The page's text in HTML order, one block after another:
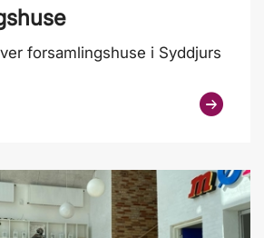
forsamlingshuse i Syddjurs